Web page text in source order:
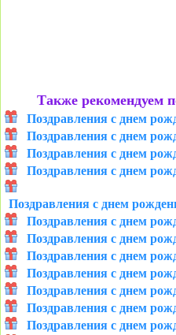
Также рекомендуем
Поздравления с днем
Поздравления с днем
Поздравления с днем
Поздравления с днем
Поздравления с днем
Поздравления с днем
Поздравления с днем
Поздравления с днем
Поздравления с днем
Поздравления с днем
Поздравления с днем
Поздравления с днем